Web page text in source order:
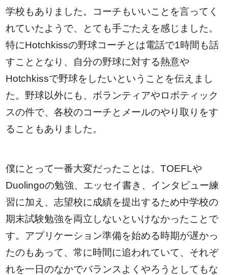
学校もありました。コーチもいいことを言ってく
れていたようで、とても手ごたえを感じました。
特にHotchkissの野球コーチとは電話で1時間も話
すこととなり、自分の野球に対する熱意や
Hotchkissで野球をしたいということを伝えまし
た。野球以外にも、ボランティアやロボティック
スの件で、各校のコーチとメールのやり取りをす
ることもありました。
僕にとって一番大変だったことは、TOEFLや
Duolingoの勉強、エッセイ書き、インタビュー練
習に加え、志望校に成績を提出するため中学校の
期末試験勉強を両立しないといけなかったことで
す。アプリケーション準備を始める時期が遅かっ
たのもあって、常に時間に追われていて、それぞ
れを一日のなかでバランスよくやろうとしてもな